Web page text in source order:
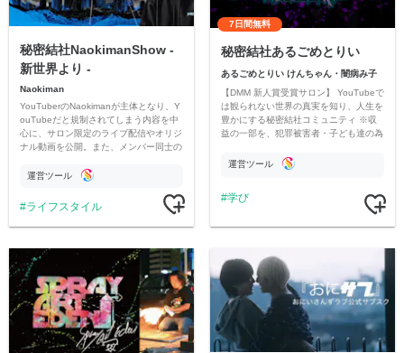
秘密結社NaokimanShow -
新世界より -
Naokiman
YouTuberのNaokimanが主体となり、Y
ouTubeだと規制されてしまう内容を中
心に、サロン限定のライブ配信やオリジ
ナル動画を公開。また、メンバー同士の
ただいています。
運営ツール
ライフスタイル
7日間無料
秘密結社あるごめとりい
あるごめとりい けんちゃん・闇病み子
【DMM 新人賞受賞サロン】 YouTubeで
は観られない世界の真実を知り、人生を
豊かにする秘密結社コミュニティ ※収
益の一部を、犯罪被害者・子ども達の為
す運営ツール
学び